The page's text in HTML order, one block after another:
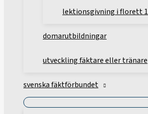
lektionsgivning i florett 1
domarutbildningar
utveckling fäktare eller tränare
svenska fäktförbundet